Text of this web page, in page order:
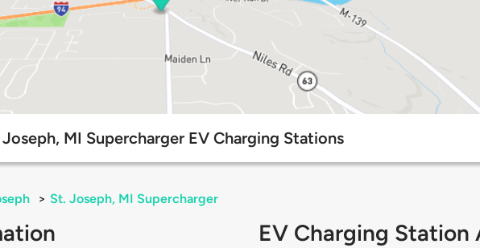
MI Supercharger EV Charging Stations
> St. Joseph, MI Supercharger
EV Charging Station